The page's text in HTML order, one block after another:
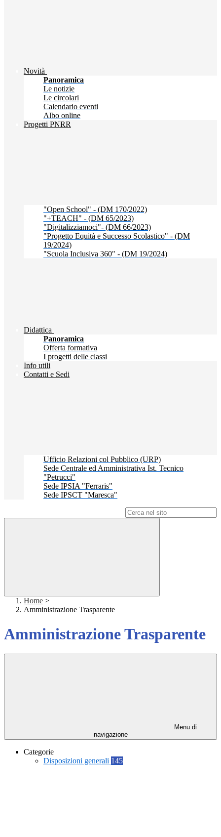
Novità
Panoramica
Le notizie
Le circolari
Calendario eventi
Albo online
Progetti PNRR
"Open School" - (DM 170/2022)
"+TEACH" - (DM 65/2023)
"Digitalizziamoci"- (DM 66/2023)
"Progetto Equità e Successo Scolastico" - (DM
19/2024)
"Scuola Inclusiva 360" - (DM 19/2024)
Didattica
Panoramica
Offerta formativa
I progetti delle classi
Info utili
Contatti e Sedi
Ufficio Relazioni col Pubblico (URP)
Sede Centrale ed Amministrativa Ist. Tecnico
"Petrucci"
Sede IPSIA "Ferraris"
Sede IPSCT "Maresca"
Home >
Amministrazione Trasparente
Amministrazione Trasparente
Menu di
navigazione
Categorie
Disposizioni generali 145